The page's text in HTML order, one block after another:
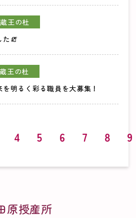
蔵王の杜
た🧯
蔵王の杜
明るく彩る職員を大募集！
4 5 6 7 8 9
原授産所